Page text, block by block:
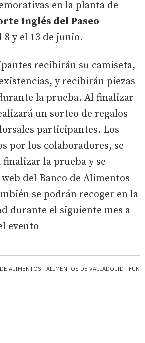
ALIMENTOS ALIMENTOS DE VALLADOLID
en la planta de
Inglés del Paseo
8 y el 13 de junio.
recibirán su camiseta,
y recibirán piezas
la prueba. Al finalizar
un sorteo de regalos
participantes. Los
por los colaboradores, se
la prueba y se
del Banco de Alimentos
se podrán recoger en la
durante el siguiente mes a
evento